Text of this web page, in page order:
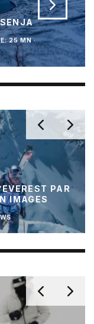
25 MN ·
PAR
IMAGES